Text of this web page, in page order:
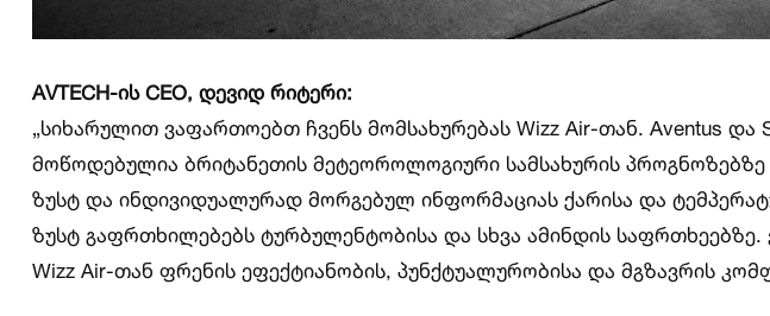
AVTECH-ისCEO, დევიდ რიტერი:
„სიხარულით ვაფართოებთ ჩვენს მომსახურებას Wizz Air-თან. Aventus და
მოწოდებულია ბრიტანეთის მეტეოროლოგიური სამსახურის
ზუსტ და ინდივიდუალურად მორგებულ ინფორმაციას ქარისა და
ზუსტ გაფრთხილებებს ტურბულენტობისა და სხვა ამინდის
Wizz Air-თან ფრენის ეფექტიანობის, პუნქტუალურობისა და მგზავრის